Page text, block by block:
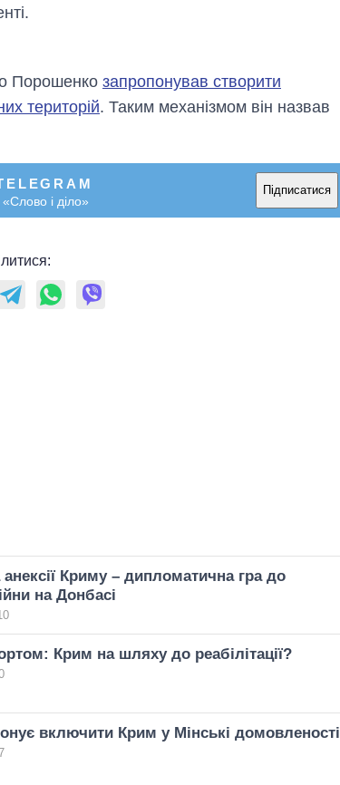
Порошенко запропонував створити
територій. Таким механізмом він назвав
і діло»
Підписатися
Криму – дипломатична гра до
на Донбасі
Крим на шляху до реабілітації?
включити Крим у Мінські домовленості